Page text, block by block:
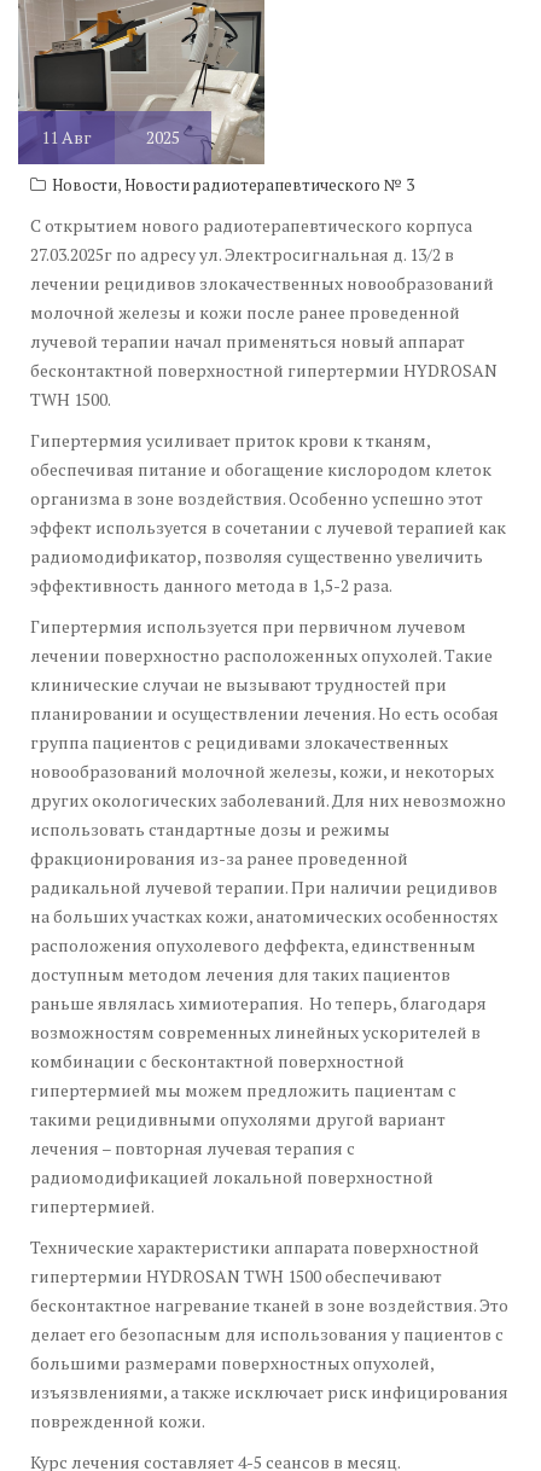
терапии.
11 Авг 2025
Новости,Новости радиотерапевтического № 3
С открытием нового радиотерапевтического корпуса
27.03.2025г по адресу ул. Электросигнальная д. 13/2 в
лечении рецидивов злокачественных новообразований
молочной железы и кожи после ранее проведенной
лучевой терапии начал применяться новый аппарат
бесконтактной поверхностной гипертермии HYDROSAN
TWH 1500.
Гипертермия усиливает приток крови к тканям,
обеспечивая питание и обогащение кислородом клеток
организма в зоне воздействия. Особенно успешно этот
эффект используется в сочетании с лучевой терапией как
радиомодификатор, позволяя существенно увеличить
эффективность данного метода в 1,5-2 раза.
Гипертермия используется при первичном лучевом
лечении поверхностно расположенных опухолей. Такие
клинические случаи не вызывают трудностей при
планировании и осуществлении лечения. Но есть особая
группа пациентов с рецидивами злокачественных
новообразований молочной железы, кожи, и некоторых
других окологических заболеваний. Для них невозможно
использовать стандартные дозы и режимы
фракционирования из-за ранее проведенной
радикальной лучевой терапии. При наличии рецидивов
на больших участках кожи, анатомических особенностях
расположения опухолевого деффекта, единственным
доступным методом лечения для таких пациентов
раньше являлась химиотерапия. Но теперь, благодаря
возможностям современных линейных ускорителей в
комбинации с бесконтактной поверхностной
гипертермией мы можем предложить пациентам с
такими рецидивными опухолями другой вариант
лечения – повторная лучевая терапия с
радиомодификацией локальной поверхностной
гипертермией.
Технические характеристики аппарата поверхностной
гипертермии HYDROSAN TWH 1500 обеспечивают
бесконтактное нагревание тканей в зоне воздействия. Это
делает его безопасным для использования у пациентов с
большими размерами поверхностных опухолей,
изъязвлениями, а также исключает риск инфицирования
поврежденной кожи.
Курс лечения составляет 4-5 сеансов в месяц.